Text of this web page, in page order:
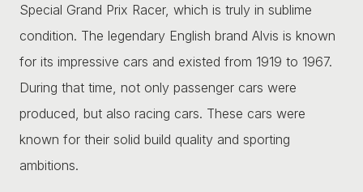
Special Grand Prix Racer, which is truly in sublime
condition. The legendary English brand Alvis is known
for its impressive cars and existed from 1919 to 1967.
During that time, not only passenger cars were
produced, but also racing cars. These cars were
known for their solid build quality and sporting
ambitions.